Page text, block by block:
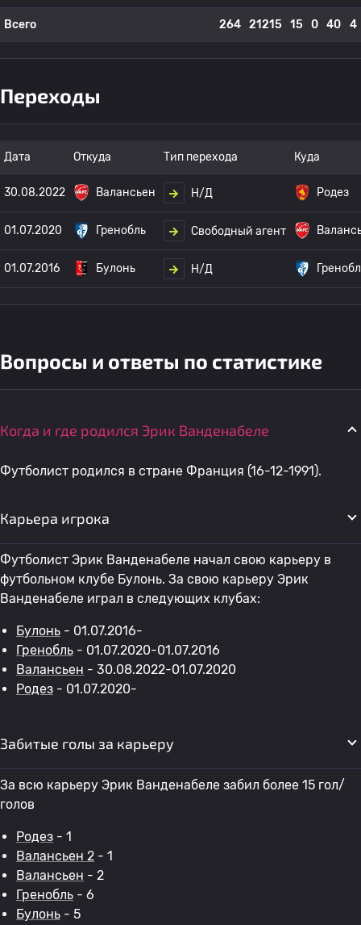
Всего 264 21215 15 0 40 4
Переходы
Дата Откуда Тип перехода Куда
30.08.2022 Валансьен Н/Д Родез
01.07.2020 Гренобль Свободный агент
01.07.2016 Булонь Н/Д
Вопросы и ответы по статистике
Когда и где родился Эрик Ванденабеле
Футболист родился в стране Франция (16-12-1991).
Карьера игрока
Футболист Эрик Ванденабеле начал свою карьеру в
футбольном клубе Булонь. За свою карьеру Эрик
Ванденабеле играл в следующих клубах:
Булонь - 01.07.2016-
Гренобль - 01.07.2020-01.07.2016
Валансьен - 30.08.2022-01.07.2020
Родез - 01.07.2020-
Забитые голы за карьеру
За всю карьеру Эрик Ванденабеле забил более 15 гол/
голов
Родез - 1
Валансьен 2 - 1
Валансьен - 2
Гренобль - 6
Булонь - 5